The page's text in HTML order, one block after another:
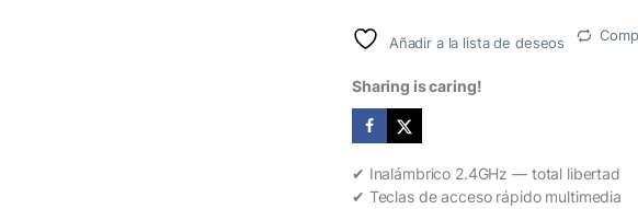
Añadir a la lista de deseos
Sharing is caring!
✔ Inalámbrico 2.4GHz — total libertad
✔ Teclas de acceso rápido multimedia